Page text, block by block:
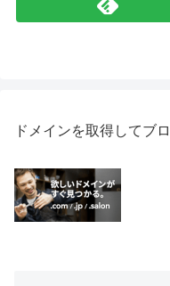
ドメインを取得してブ